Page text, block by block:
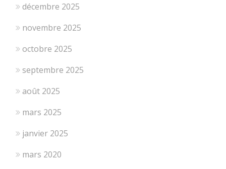
décembre 2025
novembre 2025
octobre 2025
septembre 2025
août 2025
mars 2025
janvier 2025
mars 2020